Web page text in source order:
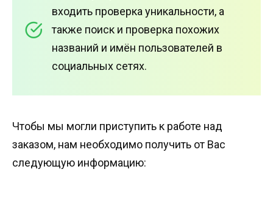
входить проверка уникальности, а
также поиск и проверка похожих
названий и имён пользователей в
социальных сетях.
Чтобы мы могли приступить к работе над
заказом, нам необходимо получить от Вас
следующую информацию: